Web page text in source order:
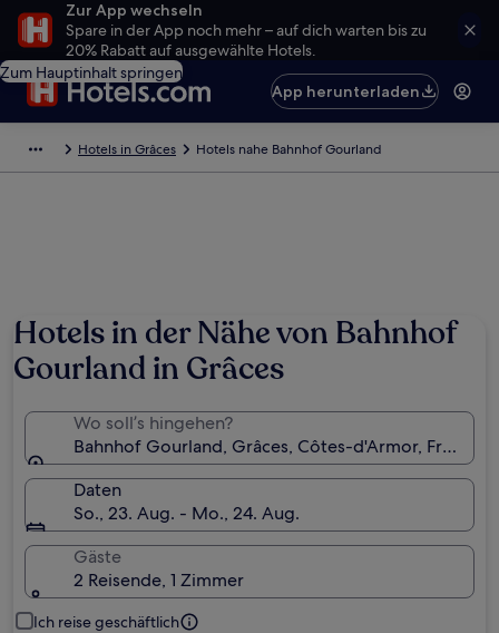
Zur App wechseln
Spare in der App noch mehr – auf dich warten bis zu
20% Rabatt auf ausgewählte Hotels.
Zum Hauptinhalt springen
App herunterladen
Hotels in Grâces Hotels nahe Bahnhof Gourland
Hotels in der Nähe von Bahnhof
Gourland in Grâces
Wo soll’s hingehen?
Bahnhof Gourland, Grâces, Côtes-d'Armor,
Daten
So., 23. Aug. - Mo., 24. Aug.
Gäste
2 Reisende, 1 Zimmer
Ich reise geschäftlich